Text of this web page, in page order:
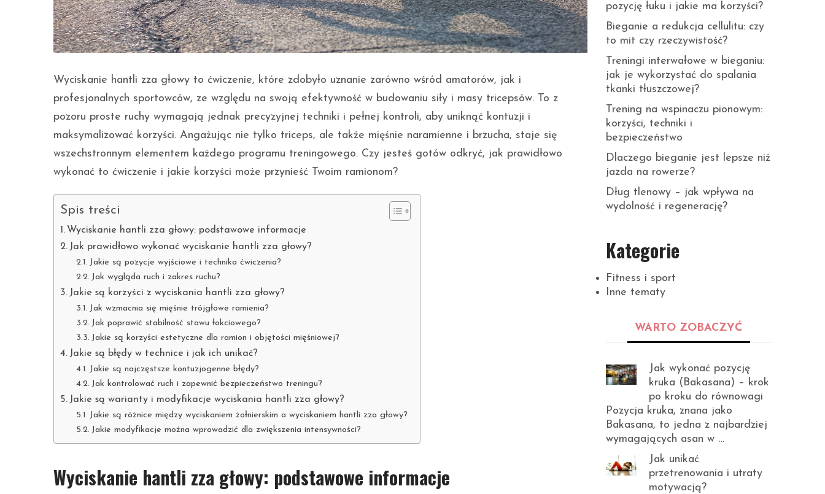
Wyciskanie hantli zza głowy to ćwiczenie, które zdobyło uznanie zarówno wśród amatorów, jak i
profesjonalnych sportowców, ze względu na swoją efektywność w budowaniu siły i masy tricepsów. To z
pozoru proste ruchy wymagają jednak precyzyjnej techniki i pełnej kontroli, aby uniknąć kontuzji i
maksymalizować korzyści. Angażując nie tylko triceps, ale także mięśnie naramienne i brzucha, staje się
wszechstronnym elementem każdego programu treningowego. Czy jesteś gotów odkryć, jak prawidłowo
wykonać to ćwiczenie i jakie korzyści może przynieść Twoim ramionom?
Spis treści
Wyciskanie hantli zza głowy: podstawowe informacje
Jak prawidłowo wykonać wyciskanie hantli zza głowy?
Jakie są pozycje wyjściowe i technika ćwiczenia?
Jak wygląda ruch i zakres ruchu?
Jakie są korzyści z wyciskania hantli zza głowy?
Jak wzmacnia się mięśnie trójgłowe ramienia?
Jak poprawić stabilność stawu łokciowego?
Jakie są korzyści estetyczne dla ramion i objętości mięśniowej?
Jakie są błędy w technice i jak ich unikać?
Jakie są najczęstsze kontuzjogenne błędy?
Jak kontrolować ruch i zapewnić bezpieczeństwo treningu?
Jakie są warianty i modyfikacje wyciskania hantli zza głowy?
Jakie są różnice między wyciskaniem żołnierskim a wyciskaniem hantli zza głowy?
Jakie modyfikacje można wprowadzić dla zwiększenia intensywności?
Wyciskanie hantli zza głowy: podstawowe informacje
pozycję łuku i jakie ma korzyści?
Bieganie a redukcja cellulitu: czy
to mit czy rzeczywistość?
Treningi interwałowe w bieganiu:
jak je wykorzystać do spalania
tkanki tłuszczowej?
Trening na wspinaczu pionowym:
korzyści, techniki i
bezpieczeństwo
Dlaczego bieganie jest lepsze niż
jazda na rowerze?
Dług tlenowy – jak wpływa na
wydolność i regenerację?
Kategorie
Fitness i sport
Inne tematy
WARTO ZOBACZYĆ
Jak wykonać pozycję
kruka (Bakasana) – krok
po kroku do równowagi
Pozycja kruka, znana jako
Bakasana, to jedna z najbardziej
wymagających asan w …
Jak unikać
przetrenowania i utraty
motywacją?